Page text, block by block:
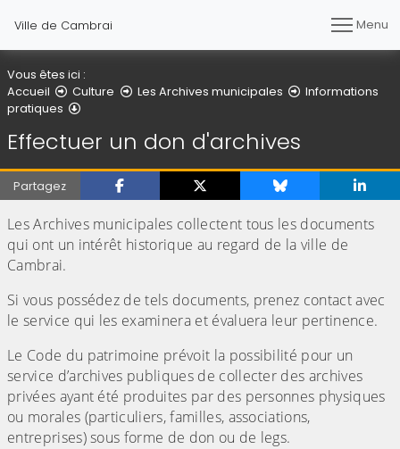
Ville de Cambrai Menu
Vous êtes ici :
Accueil
Culture Les Archives municipales
Informations
pratiques
Effectuer un don d'archives
Partagez
Les Archives municipales collectent tous les documents
qui ont un intérêt historique au regard de la ville de
Cambrai.
Si vous possédez de tels documents, prenez contact avec
le service qui les examinera et évaluera leur pertinence.
Le Code du patrimoine prévoit la possibilité pour un
service d’archives publiques de collecter des archives
privées ayant été produites par des personnes physiques
ou morales (particuliers, familles, associations,
entreprises) sous forme de don ou de legs.